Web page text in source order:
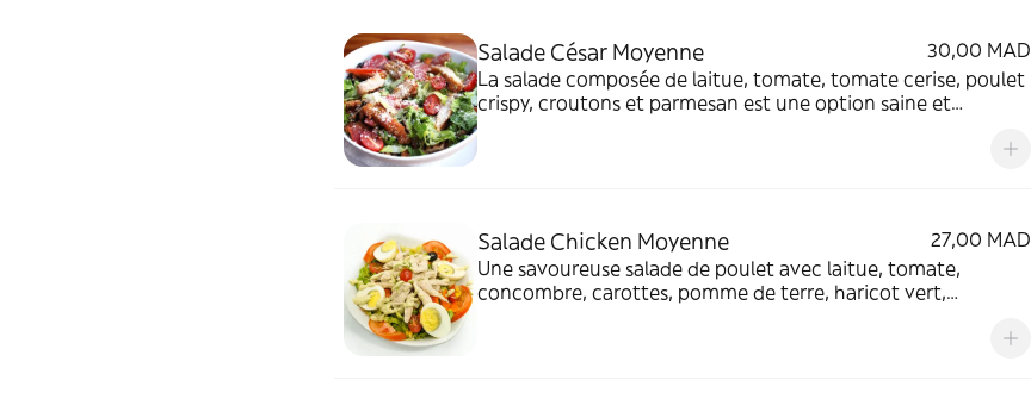
Salade César Moyenne
30,00 MAD
La salade composée de laitue, tomate, tomate cerise, poulet
crispy, croutons et parmesan est une option saine et
Salade Chicken Moyenne
27,00 MAD
Une savoureuse salade de poulet avec laitue, tomate,
concombre, carottes, pomme de terre, haricot vert,